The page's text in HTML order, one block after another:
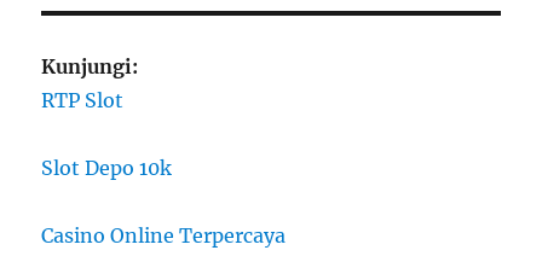
Kunjungi:
RTP Slot
Slot Depo 10k
Casino Online Terpercaya